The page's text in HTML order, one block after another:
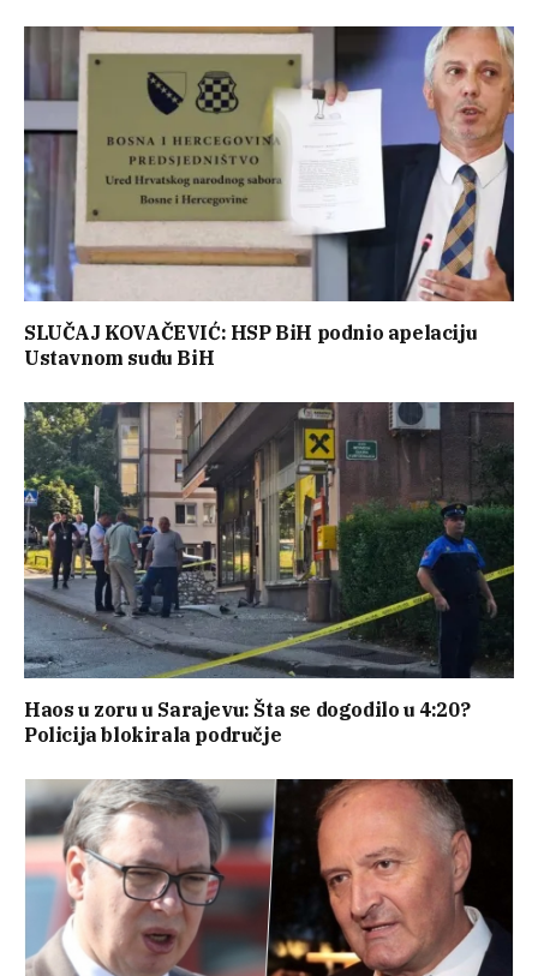
SLUČAJ KOVAČEVIĆ: HSP BiH podnio apelaciju
Ustavnom sudu BiH
Haos u zoru u Sarajevu: Šta se dogodilo u 4:20?
Policija blokirala područje